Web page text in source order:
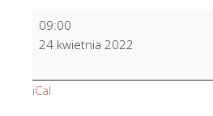
Dziękczynna
za
z
09:00
24 kwietnia 2022
iCal